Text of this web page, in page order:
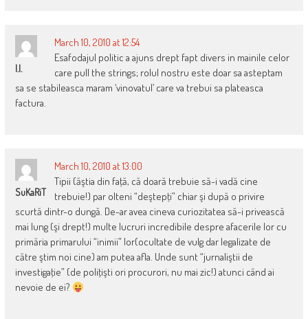
I.I.
March 10, 2010 at 12:54
Esafodajul politic a ajuns drept fapt divers in mainile celor
care pull the strings; rolul nostru este doar sa asteptam
sa se stabileasca maram ‘vinovatul’ care va trebui sa plateasca
factura.
SuKaRiT
March 10, 2010 at 13:00
Tipii (ăştia din faţă, că doară trebuie să-i vadă cine
trebuie!) par olteni “deştepţi” chiar şi după o privire
scurtă dintr-o dungă. De-ar avea cineva curiozitatea să-i privească
mai lung (şi drept!) multe lucruri incredibile despre afacerile lor cu
primăria primarului “inimii” lor(ocultate de vulg dar legalizate de
către ştim noi cine) am putea afla. Unde sunt “jurnaliştii de
investigaţie” (de poliţişti ori procurori, nu mai zic!) atunci când ai
nevoie de ei?